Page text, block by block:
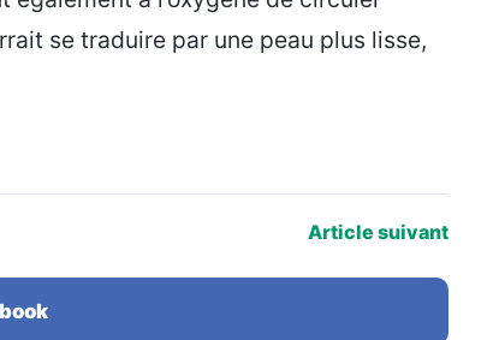
se traduire par une peau plus lisse,
Article suivant